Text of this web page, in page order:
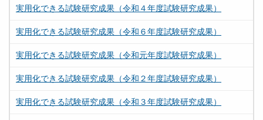
実用化できる試験研究成果（令和４年度試験研究成果）
実用化できる試験研究成果（令和６年度試験研究成果）
実用化できる試験研究成果（令和元年度試験研究成果）
実用化できる試験研究成果（令和２年度試験研究成果）
実用化できる試験研究成果（令和３年度試験研究成果）